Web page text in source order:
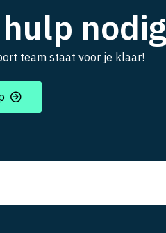
team staat voor je klaar!